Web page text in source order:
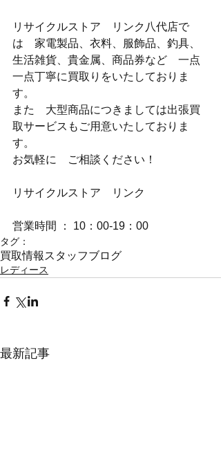
リサイクルストア　リンク八代店で
は　家電製品、衣料、服飾品、釣具、
生活雑貨、貴金属、商品券など　一点
一点丁寧に買取りをいたしておりま
す。
また　大型商品につきましては出張買
取サービスもご用意いたしておりま
す。
お気軽に　ご相談ください！
リサイクルストア　リンク
営業時間 ： 10：00-19：00
タグ：
買取情報 スタッフブログ
レディース
最新記事